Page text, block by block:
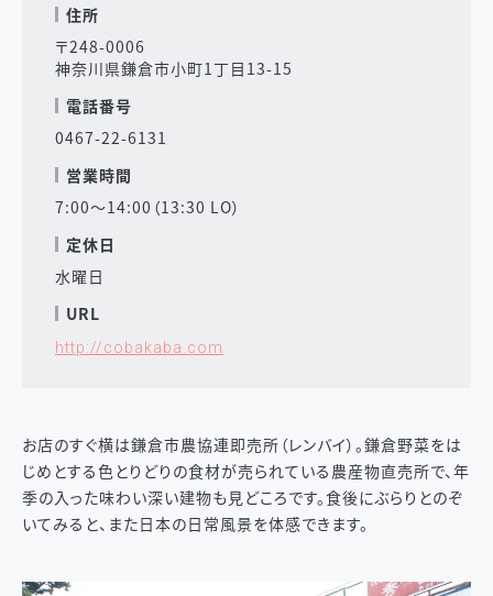
住所
〒248-0006
神奈川県鎌倉市小町1丁目13-15
電話番号
0467-22-6131
営業時間
7:00～14:00（13:30 LO）
定休日
水曜日
URL
http://cobakaba.com
お店のすぐ横は鎌倉市農協連即売所（レンバイ）。鎌倉野菜をは
じめとする色とりどりの食材が売られている農産物直売所で、年
季の入った味わい深い建物も見どころです。食後にぶらりとのぞ
いてみると、また日本の日常風景を体感できます。